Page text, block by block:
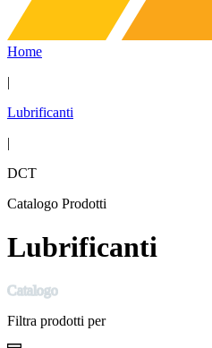
Home
|
Lubrificanti
|
DCT
Catalogo Prodotti
Lubrificanti
Catalogo
Filtra prodotti per